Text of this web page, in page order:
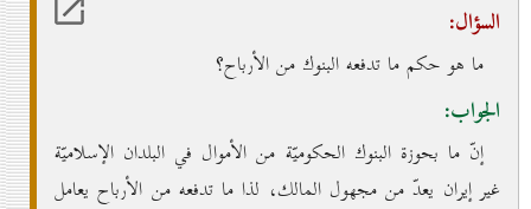
السؤال:
ما هو حكم ما تدفعه البنوك من الأرباح؟
الجواب:
إنّ ما بحوزة البنوك الحكوميّة من الأموال في البلدان الإسلاميّة
غير إيران يعدّ من مجهول المالك، لذا ما تدفعه من الأرباح يعامل